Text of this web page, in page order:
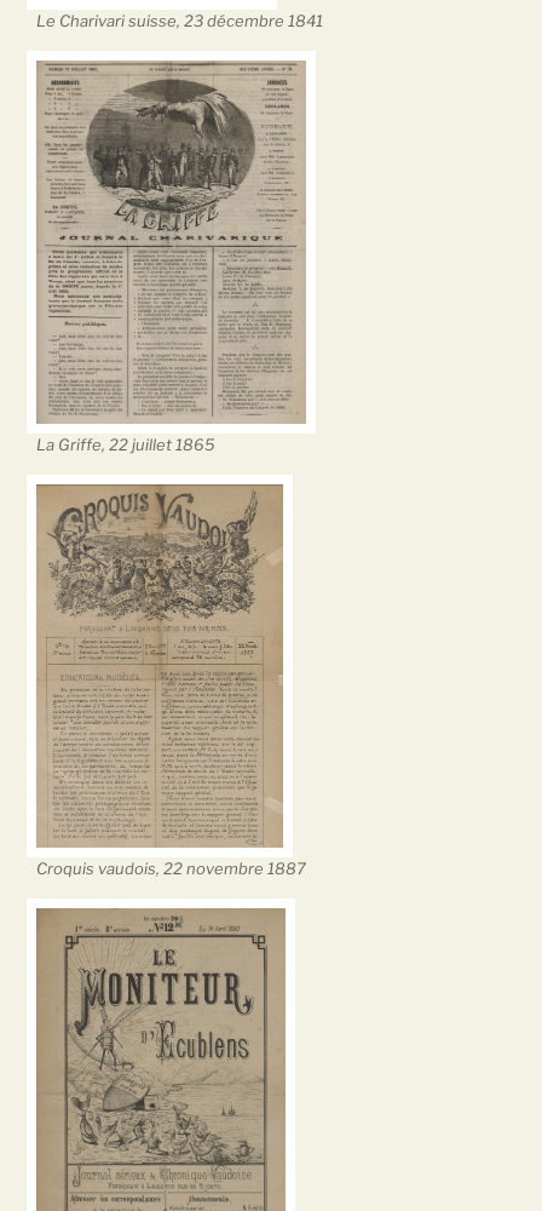
Le Charivari suisse, 23 décembre 1841
La Griffe, 22 juillet 1865
Croquis vaudois, 22 novembre 1887